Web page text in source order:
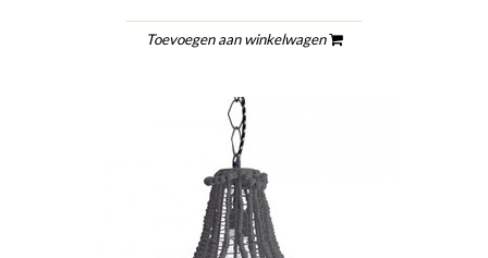
Toevoegen aan winkelwagen